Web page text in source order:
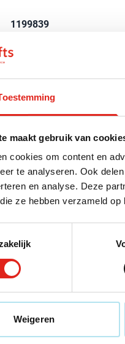
maakt gebruik van
cookies om content en
te analyseren. Ook
en analyse. Deze
ze hebben verzameld
Weigeren
1199839
Stabilo
14.4 cm x 1.2 cm x 1.5 cm
ook voor